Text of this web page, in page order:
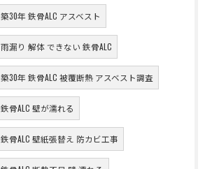
築30年 鉄骨ALC アスベスト
雨漏り 解体 できない 鉄骨ALC
築30年 鉄骨ALC 被覆断熱 アスベスト調査
鉄骨ALC 壁が濡れる
鉄骨ALC 壁紙張替え 防カビ工事